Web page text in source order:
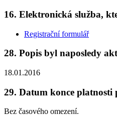
16. Elektronická služba,
Registrační formulář
28. Popis byl naposledy
18.01.2016
29. Datum konce platnosti
Bez časového omezení.